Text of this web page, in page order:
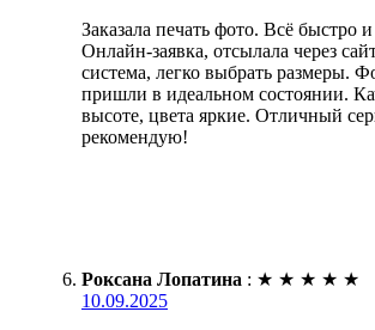
Заказала печать фото. Всё быстро
Онлайн-заявка, отсылала через
система, легко выбрать размеры.
пришли в идеальном состоянии.
высоте, цвета яркие. Отличный
рекомендую!
Роксана Лопатина : ★ ★ ★ ★ ★
10.09.2025